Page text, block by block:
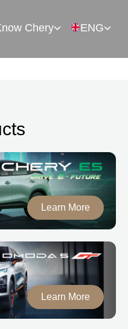
Chery ENG
Learn More
Learn More